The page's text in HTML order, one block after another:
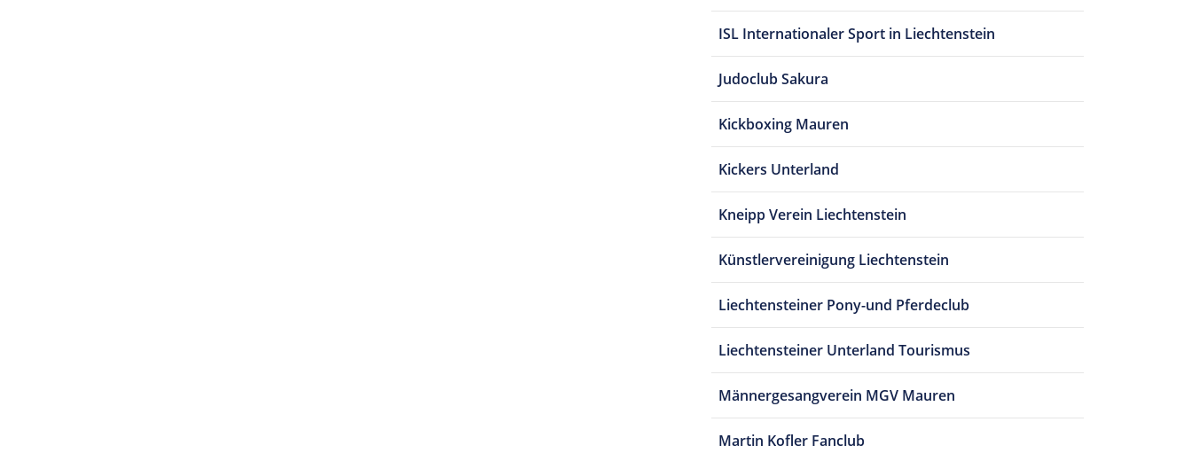
ISL Internationaler Sport in Liechtenstein
Judoclub Sakura
Kickboxing Mauren
Kickers Unterland
Kneipp Verein Liechtenstein
Künstlervereinigung Liechtenstein
Liechtensteiner Pony-und Pferdeclub
Liechtensteiner Unterland Tourismus
Männergesangverein MGV Mauren
Martin Kofler Fanclub